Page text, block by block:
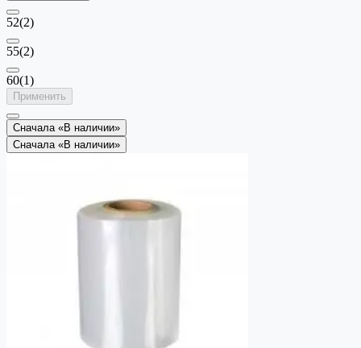
52(2)
55(2)
60(1)
Применить
Сначала «В наличии»
Сначала «В наличии»